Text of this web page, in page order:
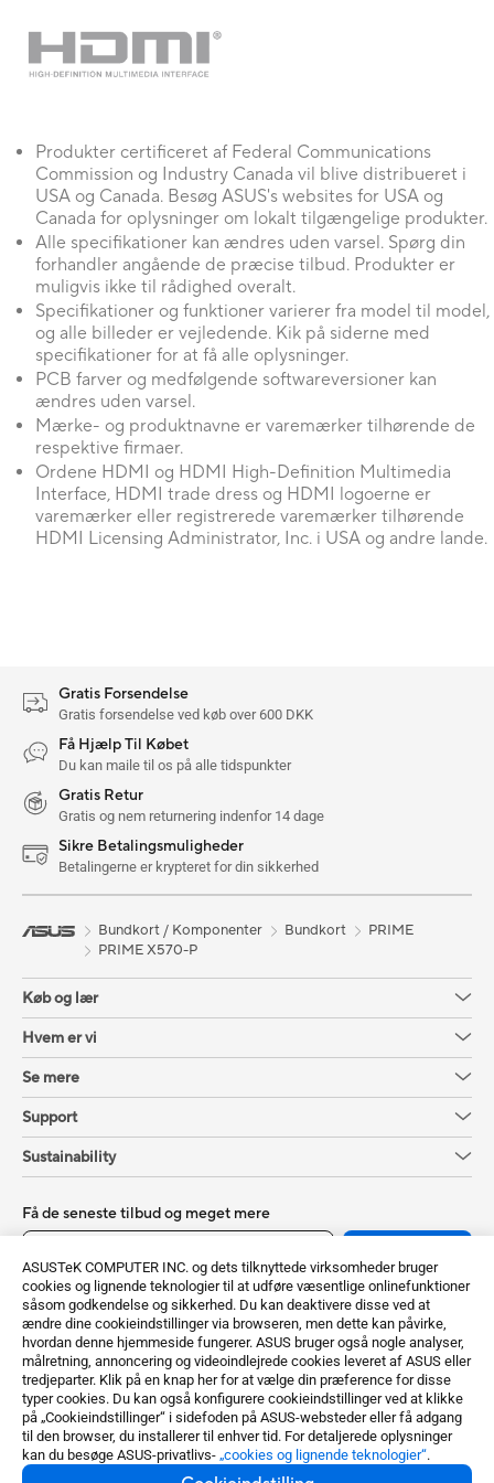
ASUSTeK COMPUTER INC. og dets tilknyttede virksomheder bruger
cookies og lignende teknologier til at udføre væsentlige onlinefunktioner
såsom godkendelse og sikkerhed. Du kan deaktivere disse ved at
ændre dine cookieindstillinger via browseren, men dette kan påvirke,
hvordan denne hjemmeside fungerer. ASUS bruger også nogle analyser,
målretning, annoncering og videoindlejrede cookies leveret af ASUS eller
tredjeparter. Klik på en knap her for at vælge din præference for disse
typer cookies. Du kan også konfigurere cookieindstillinger ved at klikke
på „Cookieindstillinger“ i sidefoden på ASUS-websteder eller få adgang
til den browser, du installerer til enhver tid. For detaljerede oplysninger
kan du besøge ASUS-privatlivs- „cookies og lignende teknologier“.
detected correctly.
Produkter certificeret af Federal Communications
Commission og Industry Canada vil blive distribueret i
USA og Canada. Besøg ASUS's websites for USA og
Canada for oplysninger om lokalt tilgængelige produkter.
Alle specifikationer kan ændres uden varsel. Spørg din
forhandler angående de præcise tilbud. Produkter er
muligvis ikke til rådighed overalt.
Specifikationer og funktioner varierer fra model til model,
og alle billeder er vejledende. Kik på siderne med
specifikationer for at få alle oplysninger.
PCB farver og medfølgende softwareversioner kan
ændres uden varsel.
Mærke- og produktnavne er varemærker tilhørende de
respektive firmaer.
Ordene HDMI og HDMI High-Definition Multimedia
Interface, HDMI trade dress og HDMI logoerne er
varemærker eller registrerede varemærker tilhørende
HDMI Licensing Administrator, Inc. i USA og andre lande.
Gratis Forsendelse
Gratis forsendelse ved køb over 600 DKK
Få Hjælp Til Købet
Du kan maile til os på alle tidspunkter
Gratis Retur
Gratis og nem returnering indenfor 14 dage
Sikre Betalingsmuligheder
Betalingerne er krypteret for din sikkerhed
Bundkort / Komponenter Bundkort
PRIME
PRIME X570-P
Køb og lær
Hvem er vi
Se mere
Support
Sustainability
Få de seneste tilbud og meget mere
Denmark / Dansk